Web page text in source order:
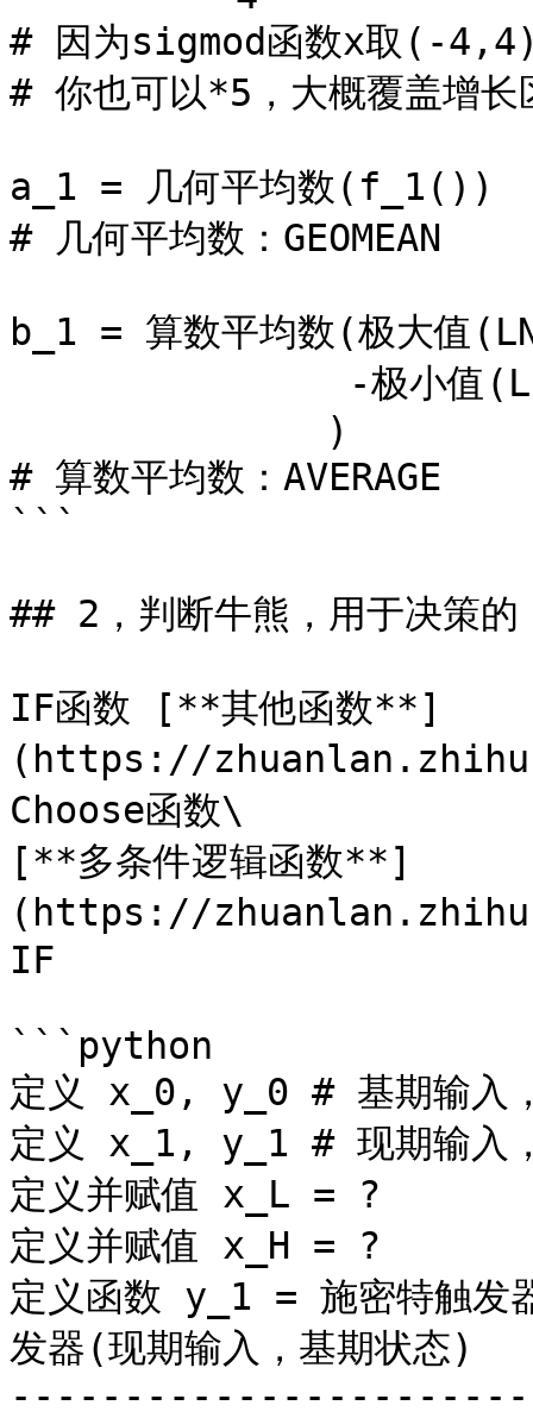
# 因为sigmod函数x取(-
# 你也可以*5，大概覆盖增长
a_1 = 几何平均数(f_1())
# 几何平均数：GEOMEAN
b_1 = 算数平均数(极大值
# 算数平均数：AVERAGE
```
## 2，判断牛熊，用于决策的
IF函数 [**其他函数**]
(https://
Choose函数\
[**多条件逻辑函数**]
(https://
IF
```python
定义 x_0, y_0 # 基期输入
定义 x_1, y_1 # 现期输入
定义并赋值 x_L = ?
定义并赋值 x_H = ?
定义函数 y_1 = 施密特触
发器(现期输入，基期状态)